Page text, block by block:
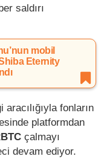
saldırı
mobil
Eternity
fonların
platformdan
çalmayı
devam ediyor.